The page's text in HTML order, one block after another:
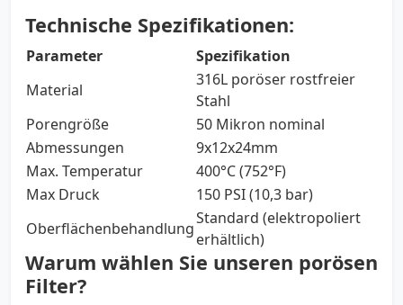
Technische Spezifikationen:
Parameter
Spezifikation
Material
316L poröser rostfreier
Stahl
Porengröße
50 Mikron nominal
Abmessungen
9x12x24mm
Max. Temperatur
400°C (752°F)
Max Druck
150 PSI (10,3 bar)
Oberflächenbehandlung
Standard (elektropoliert
erhältlich)
Warum wählen Sie unseren porösen
Filter?